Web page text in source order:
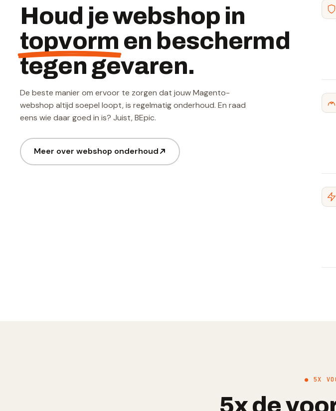
Houd je webshop in
topvorm en beschermd
tegen gevaren.
De beste manier om ervoor te zorgen dat jouw Magento-
webshop altijd soepel loopt, is regelmatig onderhoud. En raad
eens wie daar goed in is? Juist, BEpic.
Meer over webshop onderhoud
● 5X
5x de